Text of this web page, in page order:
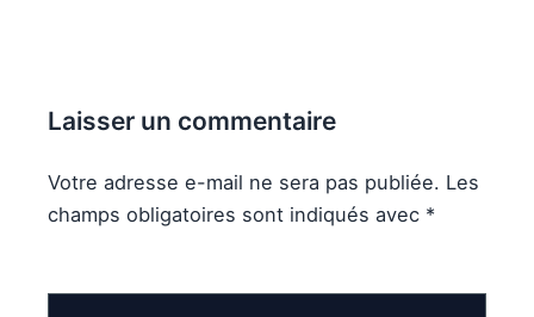
Laisser un commentaire
Votre adresse e-mail ne sera pas publiée. Les
champs obligatoires sont indiqués avec *